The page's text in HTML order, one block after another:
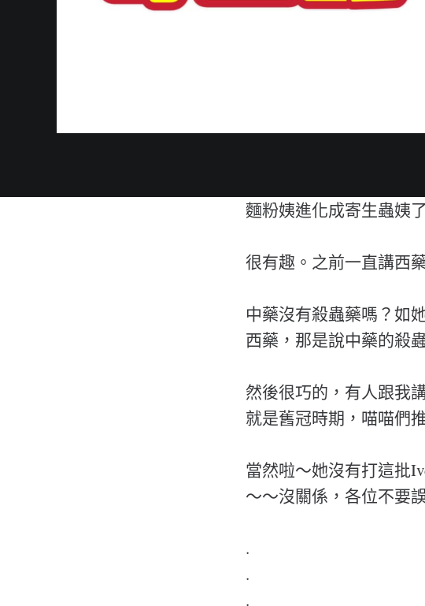
麵粉姨進化成寄生蟲姨
很有趣。之前一直講西
中藥沒有殺蟲藥嗎？如
西藥，那是說中藥的殺
然後很巧的，有人跟我
就是舊冠時期，喵喵們
當然啦～她沒有打這批
～～沒關係，各位不要
.
.
.